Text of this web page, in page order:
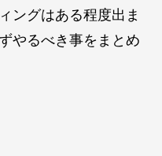
ングはある程度出ま
やるべき事をまとめ